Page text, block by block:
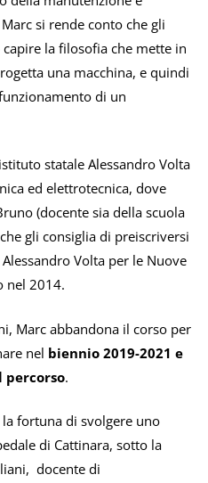
si rende conto che gli
la filosofia che mette in
una macchina, e quindi
di un
statale Alessandro Volta
ed elettrotecnica, dove
(docente sia della scuola
gli consiglia di preiscriversi
Volta per le Nuove
nel 2014.
Marc abbandona il corso per
nel biennio 2019-2021 e
percorso.
fortuna di svolgere uno
di Cattinara, sotto la
docente di